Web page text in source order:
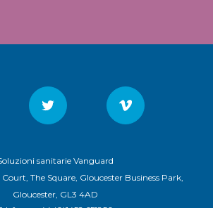
sanitarie Vanguard
The Square, Gloucester Business Park,
Gloucester, GL3 4AD